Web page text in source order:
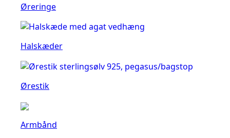
Øreringe
Halskæder
Ørestik
Armbånd